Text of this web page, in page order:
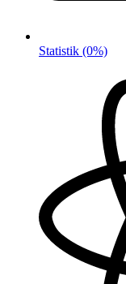
Statistik (0%)